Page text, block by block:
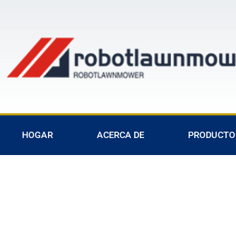
contenido
HOGAR ACERCA DE PRODUCTO